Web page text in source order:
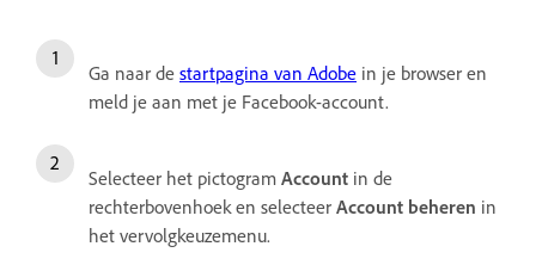
Ga naar de startpagina van Adobe in je browser en
meld je aan met je Facebook-account.
Selecteer het pictogram Account in de
rechterbovenhoek en selecteer Account beheren in
het vervolgkeuzemenu.